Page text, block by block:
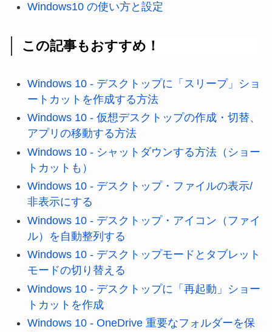
Windows10 の使い方と設定
この記事もおすすめ！
Windows 10 - デスクトップに「スリープ」ショ
ートカットを作成する方法
Windows 10 - 仮想デスクトップの作成・切替、
アプリの移動する方法
Windows 10 - シャットダウンする方法（ショー
トカットも）
Windows 10 - デスクトップ・ファイルの表示/
非表示にする
Windows 10 - デスクトップ・アイコン（ファイ
ル）を自動整列する
Windows 10 - デスクトップモードとタブレット
モードの切り替える
Windows 10 - デスクトップに「再起動」ショー
トカットを作成
Windows 10 - OneDrive 重要なフォルダーを保